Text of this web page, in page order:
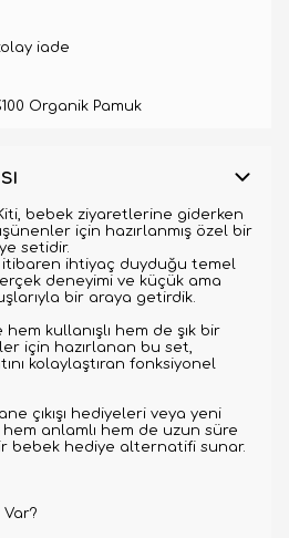
iade
Organik Pamuk
bebek ziyaretlerine giderken
için hazırlanmış özel bir
setidir.
ihtiyaç duyduğu temel
deneyimi ve küçük ama
bir araya getirdik.
kullanışlı hem de şık bir
için hazırlanan bu set,
kolaylaştıran fonksiyonel
çıkışı hediyeleri veya yeni
anlamlı hem de uzun süre
bebek hediye alternatifi sunar.